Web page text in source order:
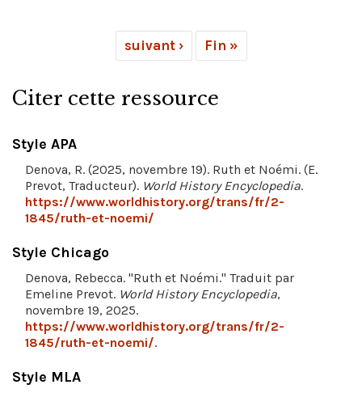
suivant › Fin »
Citer cette ressource
Style APA
Denova, R. (2025, novembre 19). Ruth et Noémi. (E.
Prevot, Traducteur). World History Encyclopedia.
https://www.worldhistory.org/trans/fr/2-
1845/ruth-et-noemi/
Style Chicago
Denova, Rebecca. "Ruth et Noémi." Traduit par
Emeline Prevot. World History Encyclopedia,
novembre 19, 2025.
https://www.worldhistory.org/trans/fr/2-
1845/ruth-et-noemi/.
Style MLA